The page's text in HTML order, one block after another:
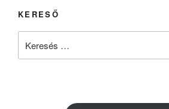
KERESŐ